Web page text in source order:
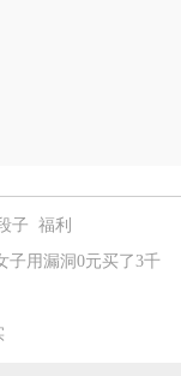
子 福利
子用漏洞0元买了3千
已破碎